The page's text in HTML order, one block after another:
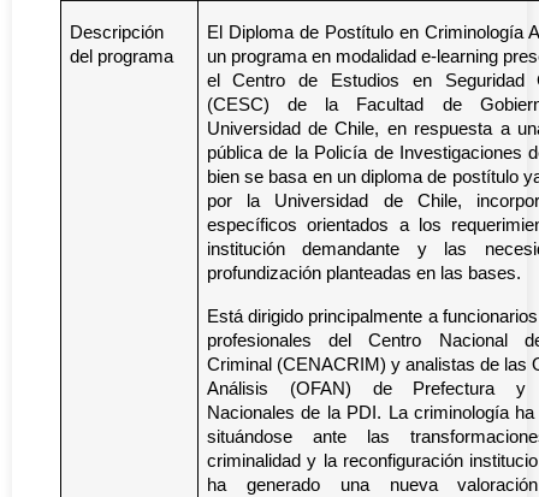
Descripción
del programa
El Diploma de Postítulo en Criminología
un programa en modalidad e-learning
el Centro de Estudios en Seguridad
(CESC) de la Facultad de
Universidad de Chile, en respuesta a
pública de la Policía de Investigaciones
bien se basa en un diploma de postítulo
por la Universidad de Chile,
específicos orientados a los
institución demandante y las
profundización planteadas en las bases.
Está dirigido principalmente a
profesionales del Centro Nacional
Criminal (CENACRIM) y analistas de las
Análisis (OFAN) de Prefectura y
Nacionales de la PDI. La criminología
situándose ante las
criminalidad y la reconfiguración
ha generado una nueva